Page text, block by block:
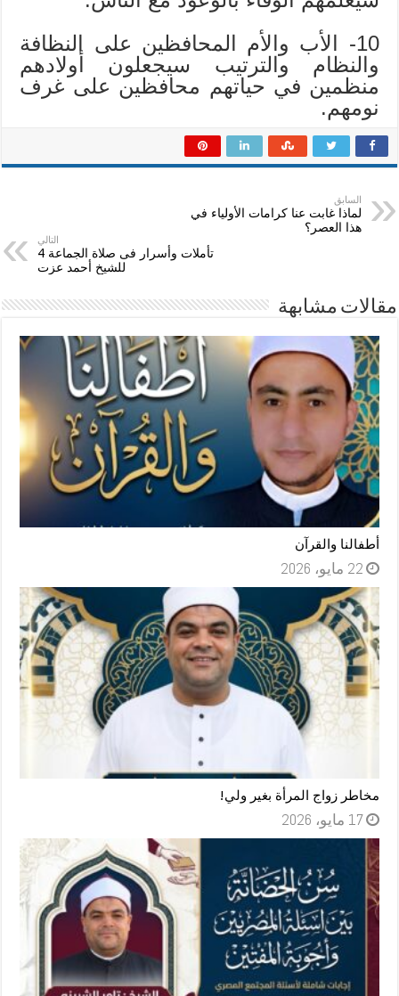
10- الأب والأم المحافظين على النظافة
والنظام والترتيب سيجعلون أولادهم
منظمين في حياتهم محافظين على غرف
نومهم.
السابق
لماذا غابت عنا كرامات الأولياء في
هذا العصر؟
التالي
تأملات وأسرار فى صلاة الجماعة 4
للشيخ أحمد عزت
مقالات مشابهة
أطفالنا والقرآن
22 مايو، 2026
مخاطر زواج المرأة بغير ولي!
17 مايو، 2026